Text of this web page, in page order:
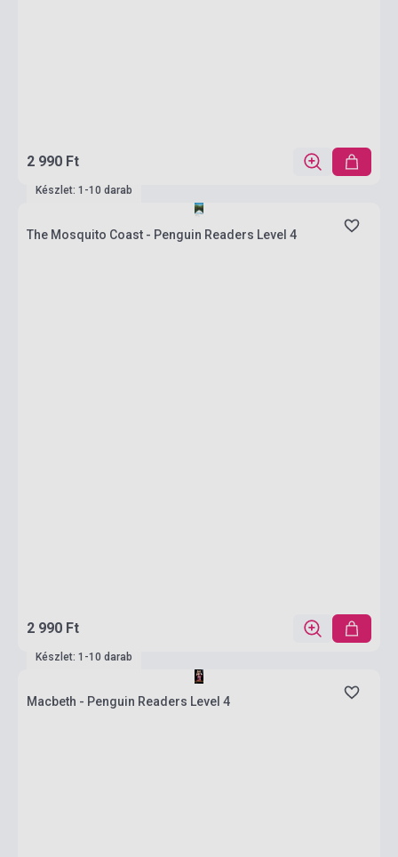
2 990 Ft
Készlet: 1-10 darab
The Mosquito Coast - Penguin Readers Level 4
2 990 Ft
Készlet: 1-10 darab
Macbeth - Penguin Readers Level 4